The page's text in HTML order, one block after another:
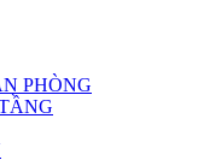
PHÒNG